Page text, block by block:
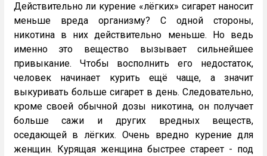
Действительно ли курение «лёгких» сигарет наносит
меньше вреда организму? С одной стороны,
никотина в них действительно меньше. Но ведь
именно это вещество вызывает сильнейшее
привыкание. Чтобы восполнить его недостаток,
человек начинает курить ещё чаще, а значит
выкуривать больше сигарет в день. Следовательно,
кроме своей обычной дозы никотина, он получает
больше сажи и других вредных веществ,
оседающей в лёгких. Очень вредно курение для
женщин. Курящая женщина быстрее стареет - под